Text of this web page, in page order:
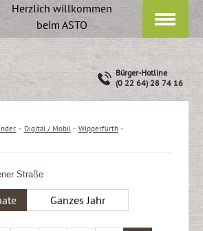
Herzlich willkommen
beim ASTO
Bürger-Hotline
(0 22 64) 28 74 16
- Digital / Mobil - Wipperfürth -
Straße
Ganzes Jahr